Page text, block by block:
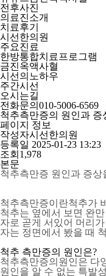
전후사진
의료진소개
치료후기
시선한의원
주요진료
한방통합치료프로그램
금진옥액사혈
시선의노하우
주간시선
오시는길
전화문의 010-5006-6569
척추측만증의 원인과 증
페이지 정보
작성자시선한의원
등록일 2025-01-23 13:23
조회 1,978
본문
척추측만증 원인과 증상
척추측만증이란척추가
척추는 옆에서 보면 완
자로 곧게 서있어 머리
자는 정면에서 봤을 때
척추 측만증의 원인은?
척추측만증의원인은 다
원인을 알 수 없는 특발